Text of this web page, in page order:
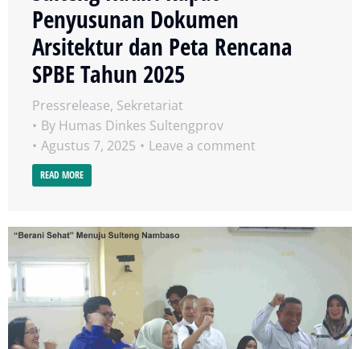
Penyusunan Dokumen
Arsitektur dan Peta Rencana
SPBE Tahun 2025
Pressrelease, Sekretariat
By Humas Dinkes Sultengprov
Agustus 7, 2025
Leave a comment
READ MORE